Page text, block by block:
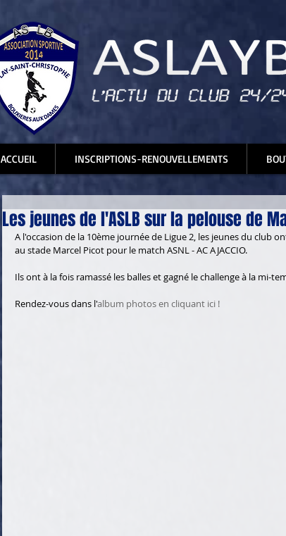
ACCUEIL INSCRIPTIONS-RENOUVELLEMENTS
Les jeunes de l'ASLB sur la pelouse de
A l'occasion de la 10ème journée de Ligue 2, les jeunes du club
au stade Marcel Picot pour le match ASNL - AC AJACCIO.
Ils ont à la fois ramassé les balles et gagné le challenge à la mi-
Rendez-vous dans l'album photos en cliquant ici !